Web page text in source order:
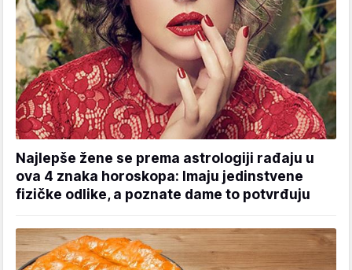
Najlepše žene se prema astrologiji rađaju u
ova 4 znaka horoskopa: Imaju jedinstvene
fizičke odlike, a poznate dame to potvrđuju